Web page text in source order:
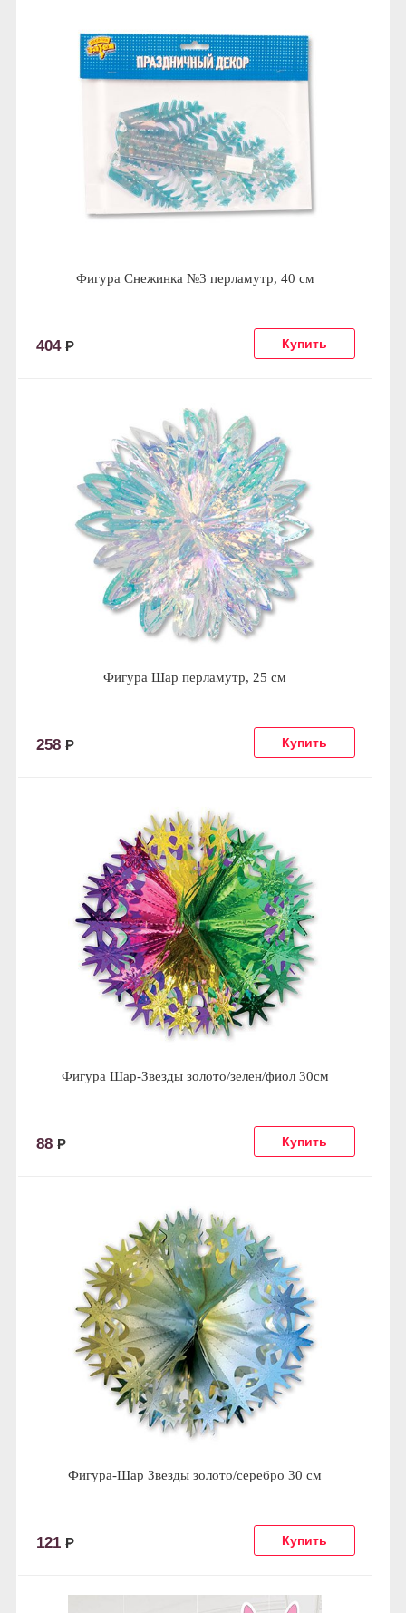
Фигура Снежинка №3 перламутр, 40 см
404 Р
Фигура Шар перламутр, 25 см
258 Р
Фигура Шар-Звезды золото/зелен/фиол 30см
88 Р
Фигура-Шар Звезды золото/серебро 30 см
121 Р